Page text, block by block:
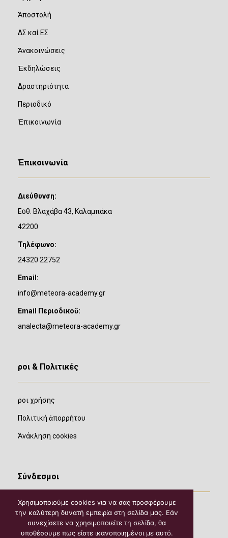
Ἀποστολή
ΔΣ καί ΕΣ
Ἀνακοινώσεις
Ἐκδηλώσεις
Δραστηριότητα
Περιοδικό
Ἐπικοινωνία
Ἐπικοινωνία
Διεύθυνση:
Εὐθ. Βλαχάβα 43, Καλαμπάκα
42200
Τηλέφωνο:
24320 22752
Email:
info@meteora-academy.gr
Email Περιοδικοῦ:
analecta@meteora-academy.gr
Ὅροι & Πολιτικές
Ὅροι χρήσης
Πολιτική ἀπορρήτου
Ἀνάκληση cookies
Σύνδεσμοι
Χρησιμοποιούμε cookies για να σας προσφέρουμε
την καλύτερη δυνατή εμπειρία στη σελίδα μας. Εάν
συνεχίσετε να χρησιμοποιείτε τη σελίδα, θα
υποθέσουμε πως είστε ικανοποιημένοι με αυτό.